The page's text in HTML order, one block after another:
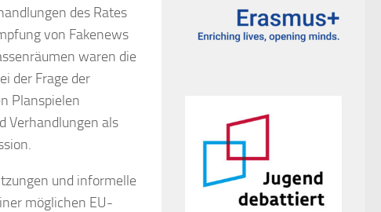
des Rates
von Fakenews
waren die
der Frage der
Planspielen
Verhandlungen als
und informelle
möglichen EU-